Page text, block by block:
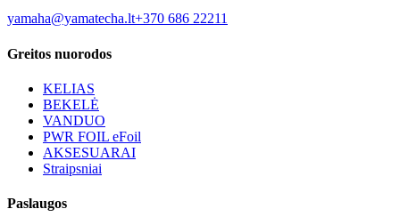
yamaha@yamatecha.lt+370 686 22211
Greitos nuorodos
KELIAS
BEKELĖ
VANDUO
PWR FOIL eFoil
AKSESUARAI
Straipsniai
Paslaugos